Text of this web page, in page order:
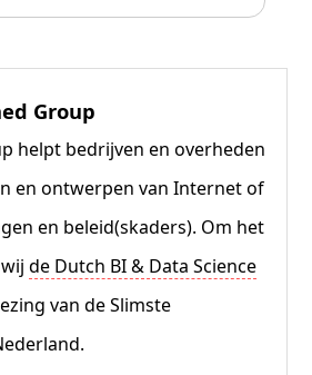
Group
helpt bedrijven en overheden
en ontwerpen van Internet of
en beleid(skaders). Om het
wijde Dutch BI & Data Science
van de Slimste